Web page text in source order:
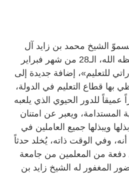
الشيخ محمد بن زايد آل
نهيان، رئيس الدولة، حفظه الله، الـ28 من شهر فبراير
للتعليم»، إضافة جديدة إلى
بها قطاع التعليم في الدولة،
عميقاً للدور الحيوي الذي يلعبه
المستدامة، ويعبر عن امتنان
ويبذلها جميع العاملين في
أنه، وفي الوقت ذاته، يُخلد حدثاً
دفعة من المعلمين من جامعة
عام 1982، بحضور المغفور له الشيخ زايد بن